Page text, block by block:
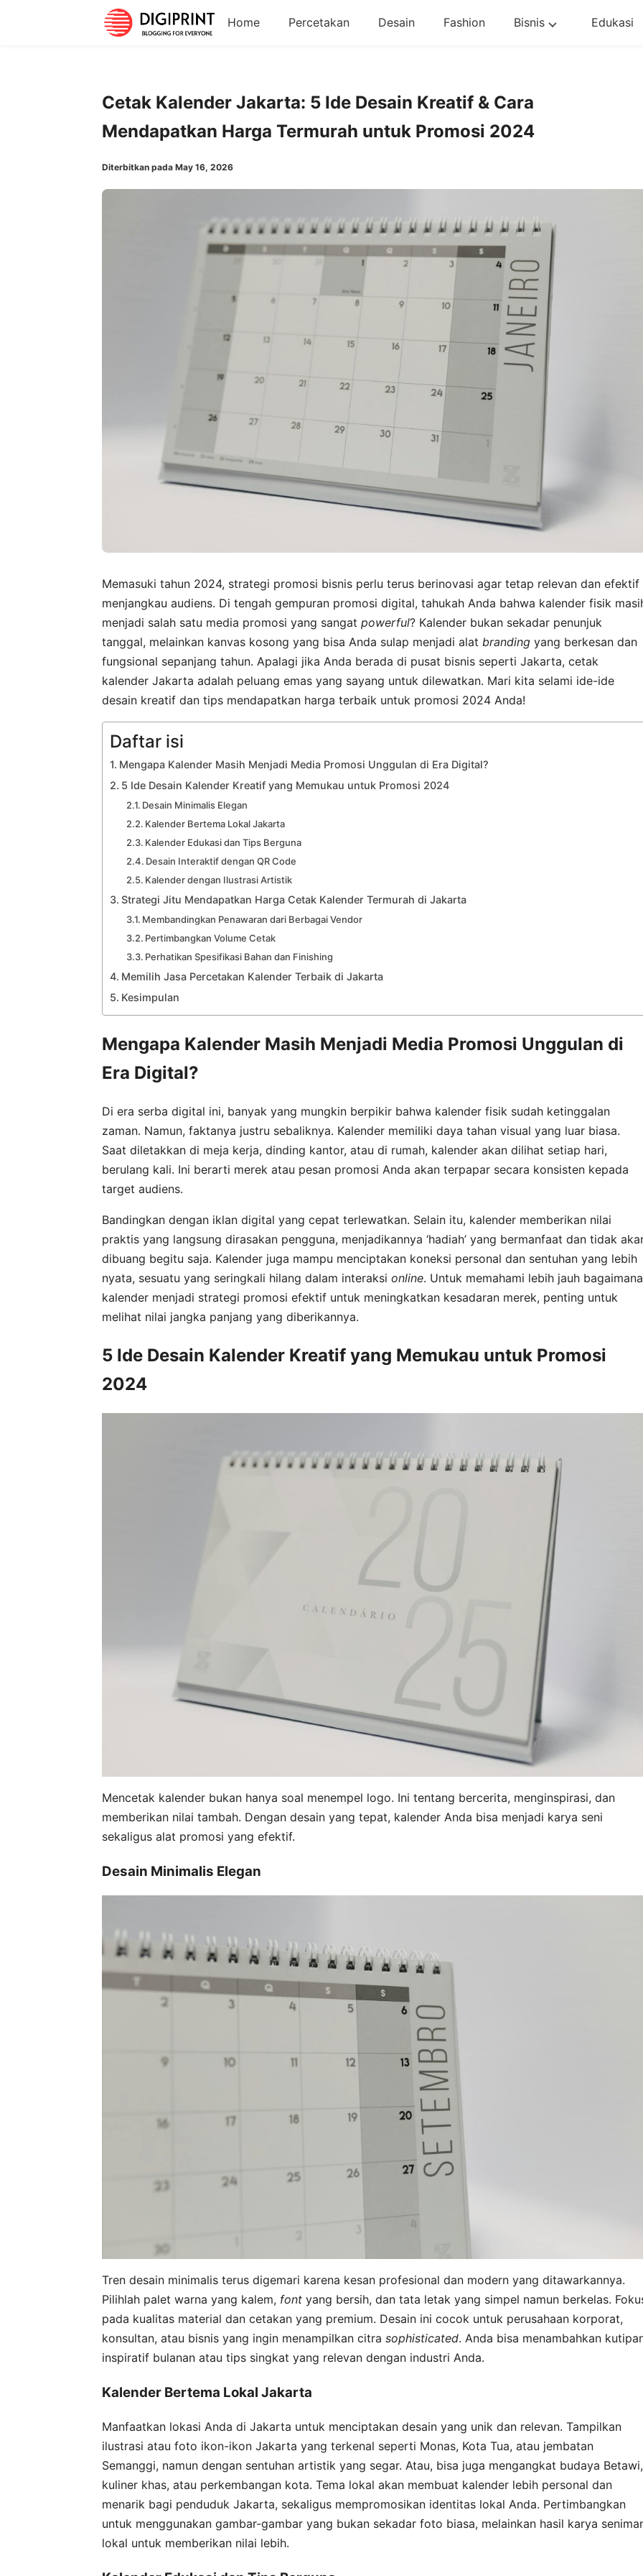
Home Percetakan Desain Fashion Bisnis Edukasi
Cetak Kalender Jakarta: 5 Ide Desain Kreatif & Cara
Mendapatkan Harga Termurah untuk Promosi 2024
Diterbitkan pada May 16, 2026
Memasuki tahun 2024, strategi promosi bisnis perlu terus berinovasi agar tetap relevan dan efektif
menjangkau audiens. Di tengah gempuran promosi digital, tahukah Anda bahwa kalender fisik
menjadi salah satu media promosi yang sangat powerful? Kalender bukan sekadar penunjuk
tanggal, melainkan kanvas kosong yang bisa Anda sulap menjadi alat branding yang berkesan dan
fungsional sepanjang tahun. Apalagi jika Anda berada di pusat bisnis seperti Jakarta, cetak
kalender Jakarta adalah peluang emas yang sayang untuk dilewatkan. Mari kita selami ide-ide
desain kreatif dan tips mendapatkan harga terbaik untuk promosi 2024 Anda!
Daftar isi
Mengapa Kalender Masih Menjadi Media Promosi Unggulan di Era Digital?
5 Ide Desain Kalender Kreatif yang Memukau untuk Promosi 2024
Desain Minimalis Elegan
Kalender Bertema Lokal Jakarta
Kalender Edukasi dan Tips Berguna
Desain Interaktif dengan QR Code
Kalender dengan Ilustrasi Artistik
Strategi Jitu Mendapatkan Harga Cetak Kalender Termurah di Jakarta
Membandingkan Penawaran dari Berbagai Vendor
Pertimbangkan Volume Cetak
Perhatikan Spesifikasi Bahan dan Finishing
Memilih Jasa Percetakan Kalender Terbaik di Jakarta
Kesimpulan
Mengapa Kalender Masih Menjadi Media Promosi Unggulan di
Era Digital?
Di era serba digital ini, banyak yang mungkin berpikir bahwa kalender fisik sudah ketinggalan
zaman. Namun, faktanya justru sebaliknya. Kalender memiliki daya tahan visual yang luar biasa.
Saat diletakkan di meja kerja, dinding kantor, atau di rumah, kalender akan dilihat setiap hari,
berulang kali. Ini berarti merek atau pesan promosi Anda akan terpapar secara konsisten kepada
target audiens.
Bandingkan dengan iklan digital yang cepat terlewatkan. Selain itu, kalender memberikan nilai
praktis yang langsung dirasakan pengguna, menjadikannya ‘hadiah’ yang bermanfaat dan tidak
dibuang begitu saja. Kalender juga mampu menciptakan koneksi personal dan sentuhan yang lebih
nyata, sesuatu yang seringkali hilang dalam interaksi online. Untuk memahami lebih jauh bagaimana
kalender menjadi strategi promosi efektif untuk meningkatkan kesadaran merek, penting untuk
melihat nilai jangka panjang yang diberikannya.
5 Ide Desain Kalender Kreatif yang Memukau untuk Promosi
2024
Mencetak kalender bukan hanya soal menempel logo. Ini tentang bercerita, menginspirasi, dan
memberikan nilai tambah. Dengan desain yang tepat, kalender Anda bisa menjadi karya seni
sekaligus alat promosi yang efektif.
Desain Minimalis Elegan
Tren desain minimalis terus digemari karena kesan profesional dan modern yang ditawarkannya.
Pilihlah palet warna yang kalem, font yang bersih, dan tata letak yang simpel namun berkelas.
pada kualitas material dan cetakan yang premium. Desain ini cocok untuk perusahaan korporat,
konsultan, atau bisnis yang ingin menampilkan citra sophisticated. Anda bisa menambahkan
inspiratif bulanan atau tips singkat yang relevan dengan industri Anda.
Kalender Bertema Lokal Jakarta
Manfaatkan lokasi Anda di Jakarta untuk menciptakan desain yang unik dan relevan. Tampilkan
ilustrasi atau foto ikon-ikon Jakarta yang terkenal seperti Monas, Kota Tua, atau jembatan
Semanggi, namun dengan sentuhan artistik yang segar. Atau, bisa juga mengangkat budaya Betawi,
kuliner khas, atau perkembangan kota. Tema lokal akan membuat kalender lebih personal dan
menarik bagi penduduk Jakarta, sekaligus mempromosikan identitas lokal Anda. Pertimbangkan
untuk menggunakan gambar-gambar yang bukan sekadar foto biasa, melainkan hasil karya
lokal untuk memberikan nilai lebih.